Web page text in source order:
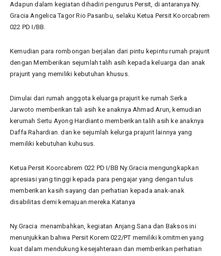
Adapun dalam kegiatan dihadiri pengurus Persit, di antaranya Ny.
Gracia Angelica Tagor Rio Pasaribu, selaku Ketua Persit Koorcabrem
022 PD I/BB.
Kemudian para rombongan berjalan dari pintu kepintu rumah prajurit
dengan Memberikan sejumlah talih asih kepada keluarga dan anak
prajurit yang memiliki kebutuhan khusus.
Dimulai dari rumah anggota keluarga prajurit ke rumah Serka
Jarwoto memberikan tali asih ke anaknya Ahmad Arun, kemudian
kerumah Sertu Ayong Hardianto memberikan talih asih ke anaknya
Daffa Rahardian. dan ke sejumlah kelurga prajurit lainnya yang
memiliki kebutuhan kuhusus.
Ketua Persit Koorcabrem 022 PD I/BB Ny.Gracia mengungkapkan
apresiasi yang tinggi kepada para pengajar yang dengan tulus
memberikan kasih sayang dan perhatian kepada anak-anak
disabilitas demi kemajuan mereka.Katanya
Ny.Gracia menambahkan, kegiatan Anjang Sana dan Baksos ini
menunjukkan bahwa Persit Korem 022/PT memiliki komitmen yang
kuat dalam mendukung kesejahteraan dan memberikan perhatian